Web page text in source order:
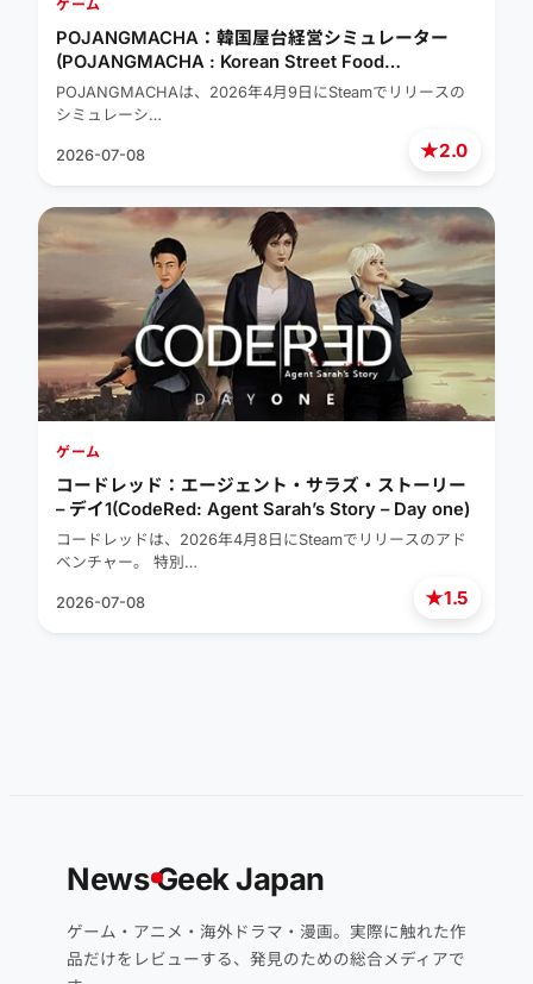
★2.0
ゲーム
POJANGMACHA：韓国屋台経営シミュレーター
(POJANGMACHA : Korean Street Food
Management Simulator)
POJANGMACHAは、2026年4月9日にSteamでリリースの
シミュレーシ…
2026-07-08
★1.5
ゲーム
コードレッド：エージェント・サラズ・ストーリー
– デイ1(CodeRed: Agent Sarah’s Story – Day one)
コードレッドは、2026年4月8日にSteamでリリースのアド
ベンチャー。 特別…
2026-07-08
NewsGeek Japan
ゲーム・アニメ・海外ドラマ・漫画。実際に触れた作
品だけをレビューする、発見のための総合メディアで